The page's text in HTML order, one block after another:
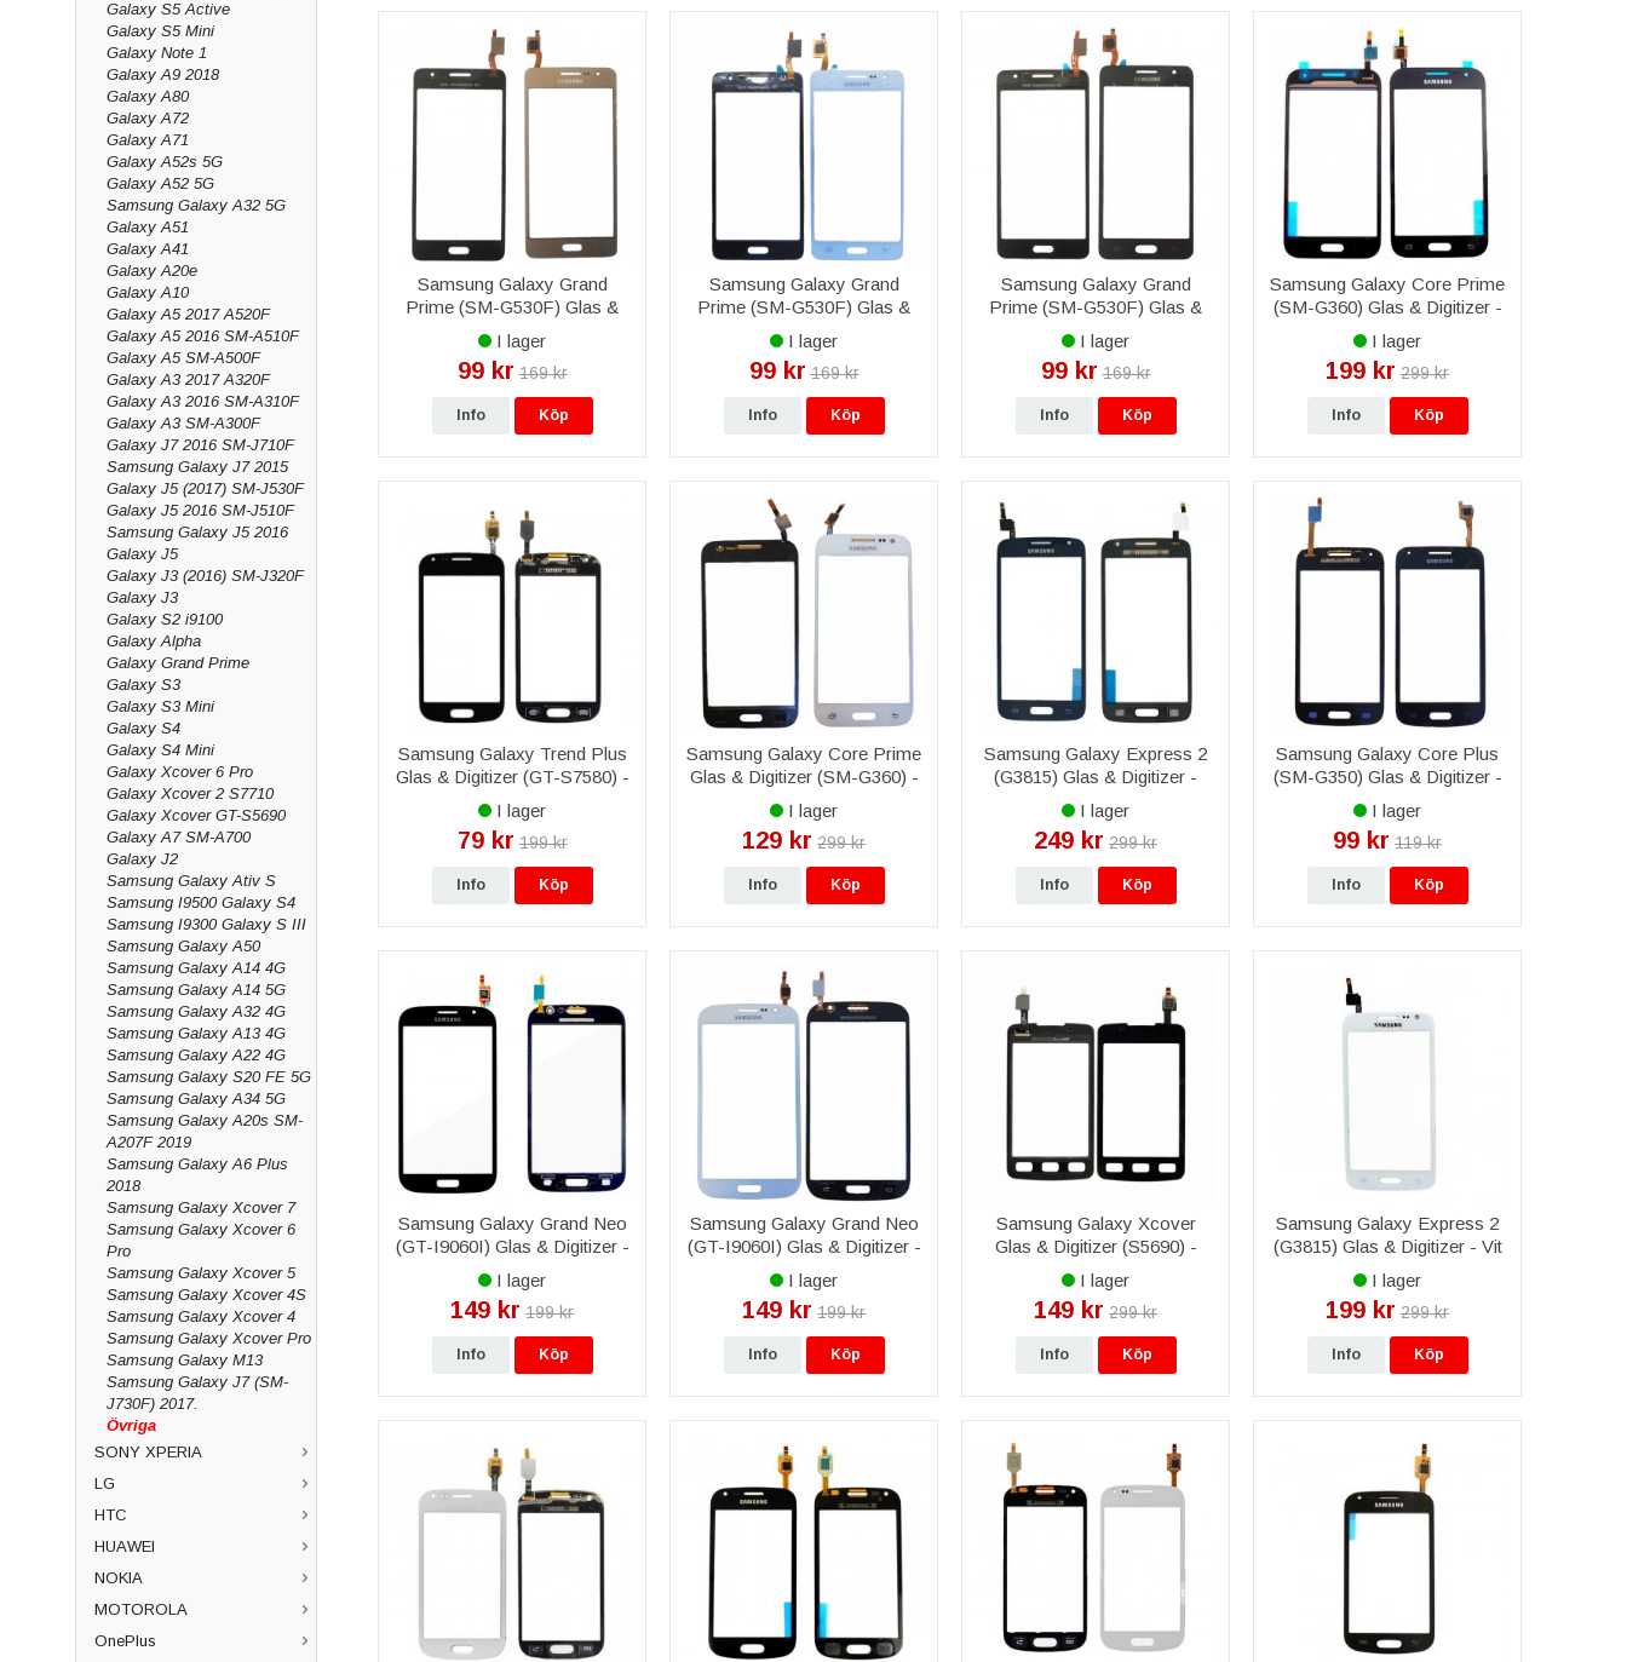
Galaxy S5 Active
Galaxy S5 Mini
Galaxy Note 1
Galaxy A9 2018
Galaxy A80
Galaxy A72
Galaxy A71
Galaxy A52s 5G
Galaxy A52 5G
Samsung Galaxy A32 5G
Galaxy A51
Galaxy A41
Galaxy A20e
Galaxy A10
Galaxy A5 2017 A520F
Galaxy A5 2016 SM-A510F
Galaxy A5 SM-A500F
Galaxy A3 2017 A320F
Galaxy A3 2016 SM-A310F
Galaxy A3 SM-A300F
Galaxy J7 2016 SM-J710F
Samsung Galaxy J7 2015
Galaxy J5 (2017) SM-J530F
Galaxy J5 2016 SM-J510F
Samsung Galaxy J5 2016
Galaxy J5
Galaxy J3 (2016) SM-J320F
Galaxy J3
Galaxy S2 i9100
Galaxy Alpha
Galaxy Grand Prime
Galaxy S3
Galaxy S3 Mini
Galaxy S4
Galaxy S4 Mini
Galaxy Xcover 6 Pro
Galaxy Xcover 2 S7710
Galaxy Xcover GT-S5690
Galaxy A7 SM-A700
Galaxy J2
Samsung Galaxy Ativ S
Samsung I9500 Galaxy S4
Samsung I9300 Galaxy S III
Samsung Galaxy A50
Samsung Galaxy A14 4G
Samsung Galaxy A14 5G
Samsung Galaxy A32 4G
Samsung Galaxy A13 4G
Samsung Galaxy A22 4G
Samsung Galaxy S20 FE 5G
Samsung Galaxy A34 5G
Samsung Galaxy A20s SM-
A207F 2019
Samsung Galaxy A6 Plus
2018
Samsung Galaxy Xcover 7
Samsung Galaxy Xcover 6
Pro
Samsung Galaxy Xcover 5
Samsung Galaxy Xcover 4S
Samsung Galaxy Xcover 4
Samsung Galaxy Xcover Pro
Samsung Galaxy M13
Samsung Galaxy J7 (SM-
J730F) 2017.
Övriga
SONY XPERIA
LG
HTC
HUAWEI
NOKIA
MOTOROLA
OnePlus
Samsung Galaxy Grand
Prime (SM-G530F) Glas &
Digitizer - Guld
I lager
99 kr 169 kr
Info Köp
Samsung Galaxy Grand
Prime (SM-G530F) Glas &
Digitizer - Vit
I lager
99 kr 169 kr
Info Köp
Samsung Galaxy Grand
Prime (SM-G530F) Glas &
Digitizer - Mörkgrå
I lager
99 kr 169 kr
Info Köp
Samsung Galaxy Core Prime
(SM-G360) Glas & Digitizer -
Svart
I lager
199 kr 299 kr
Info Köp
Samsung Galaxy Trend Plus
Glas & Digitizer (GT-S7580) -
Svart
I lager
79 kr 199 kr
Info Köp
Samsung Galaxy Core Prime
Glas & Digitizer (SM-G360) -
Vit
I lager
129 kr 299 kr
Info Köp
Samsung Galaxy Express 2
(G3815) Glas & Digitizer -
Svart
I lager
249 kr 299 kr
Info Köp
Samsung Galaxy Core Plus
(SM-G350) Glas & Digitizer -
Svart
I lager
99 kr 119 kr
Info Köp
Samsung Galaxy Grand Neo
(GT-I9060I) Glas & Digitizer -
Svart
I lager
149 kr 199 kr
Info Köp
Samsung Galaxy Grand Neo
(GT-I9060I) Glas & Digitizer -
Vit
I lager
149 kr 199 kr
Info Köp
Samsung Galaxy Xcover
Glas & Digitizer (S5690) -
Svart
I lager
149 kr 299 kr
Info Köp
Samsung Galaxy Express 2
(G3815) Glas & Digitizer - Vit
I lager
199 kr 299 kr
Info Köp